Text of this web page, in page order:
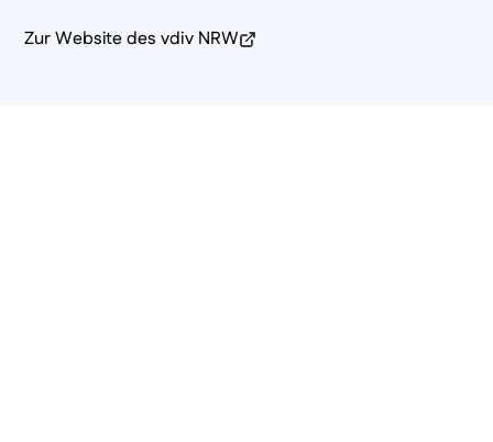
Zur Website des vdiv NRW(öffnet in neuem Fenster)